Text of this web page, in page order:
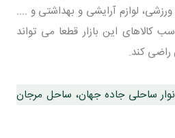
ورزشی، لوازم آرایشی و بهداشتی و ....
کالاهای این بازار قطعا می تواند
راضی کند.
ساحلی جاده جهان، ساحل مرجان